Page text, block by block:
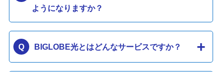
ようになりますか？
BIGLOBE光とはどんなサービスですか？